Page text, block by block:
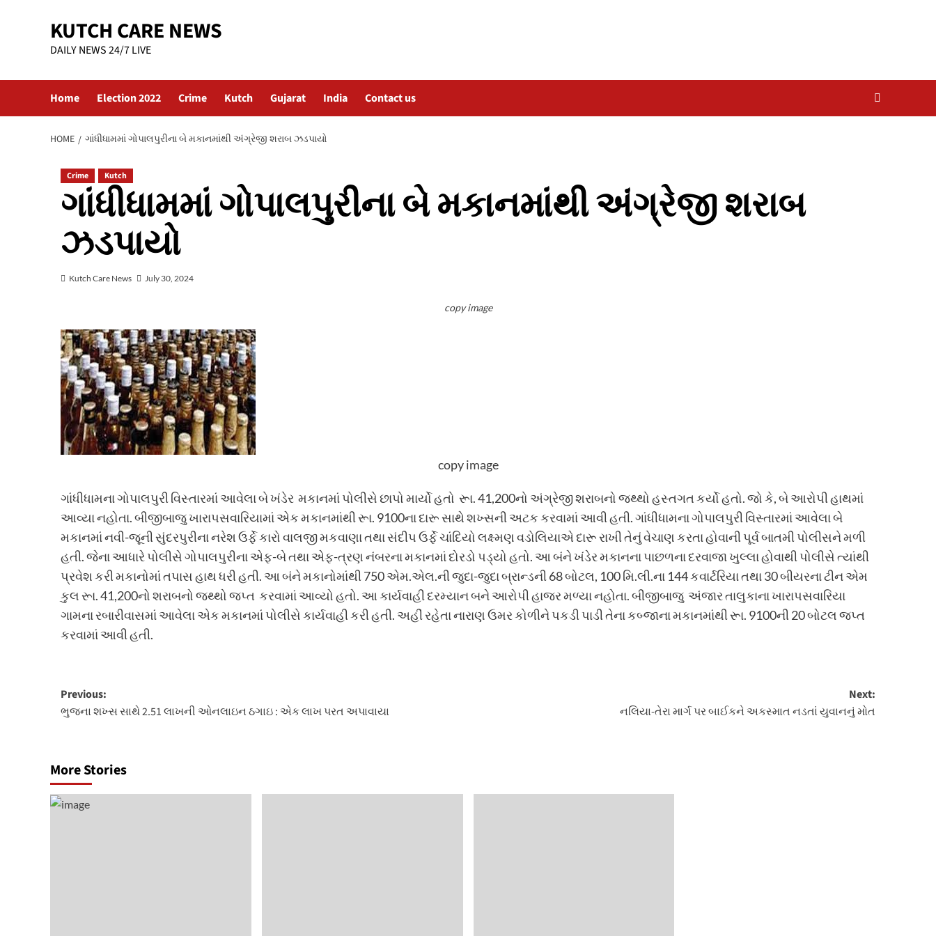
KUTCH CARE NEWS
DAILY NEWS 24/7 LIVE
Home Election 2022 Crime Kutch Gujarat India Contact us
HOME ગાંધીધામમાં ગોપાલપુરીના બે મકાનમાંથી અંગ્રેજી શરાબ ઝડપાયો
Crime Kutch
ગાંધીધામમાં ગોપાલપુરીના બે મકાનમાંથી અંગ્રેજી શરાબ
ઝડપાયો
Kutch Care News July 30, 2024
copy image
copy image
ગાંધીધામના ગોપાલપુરી વિસ્તારમાં આવેલા બે ખંડેર મકાનમાં પોલીસે છાપો માર્યો હતો રૂા. 41,200નો અંગ્રેજી શરાબનો જથ્થો હસ્તગત કર્યો હતો. જો કે, બે આરોપી હાથમાં
આવ્યા નહોતા. બીજીબાજુ ખારાપસવારિયામાં એક મકાનમાંથી રૂા. 9100ના દારૂ સાથે શખ્સની અટક કરવામાં આવી હતી. ગાંધીધામના ગોપાલપુરી વિસ્તારમાં આવેલા બે
મકાનમાં નવી-જૂની સુંદરપુરીના નરેશ ઉર્ફે કારો વાલજી મકવાણા તથા સંદીપ ઉર્ફે ચાંદિયો લક્ષ્મણ વડોલિયાએ દારૂ રાખી તેનું વેચાણ કરતા હોવાની પૂર્વ બાતમી પોલીસને મળી
હતી. જેના આધારે પોલીસે ગોપાલપુરીના એફ-બે તથા એફ-ત્રણ નંબરના મકાનમાં દોરડો પડ્યો હતો. આ બંને ખંડેર મકાનના પાછળના દરવાજા ખુલ્લા હોવાથી પોલીસે ત્યાંથી
પ્રવેશ કરી મકાનોમાં તપાસ હાથ ધરી હતી. આ બંને મકાનોમાંથી 750 એમ.એલ.ની જુદા-જુદા બ્રાન્ડની 68 બોટલ, 100 મિ.લી.ના 144 કવાર્ટરિયા તથા 30 બીયરના ટીન એમ
કુલ રૂા. 41,200નો શરાબનો જથ્થો જપ્ત કરવામાં આવ્યો હતો. આ કાર્યવાહી દરમ્યાન બને આરોપી હાજર મળ્યા નહોતા. બીજીબાજુ અંજાર તાલુકાના ખારાપસવારિયા
ગામના રબારીવાસમાં આવેલા એક મકાનમાં પોલીસે કાર્યવાહી કરી હતી. અહીં રહેતા નારાણ ઉમર કોળીને પકડી પાડી તેના કબ્જાના મકાનમાંથી રૂા. 9100ની 20 બોટલ જપ્ત
કરવામાં આવી હતી.
Post
navigation
Previous:
ભુજના શખ્સ સાથે 2.51 લાખની ઓનલાઇન ઠગાઇ : એક લાખ પરત અપાવાયા
Next:
નલિયા-તેરા માર્ગ પર બાઈકને અકસ્માત નડતાં યુવાનનું મોત
More Stories